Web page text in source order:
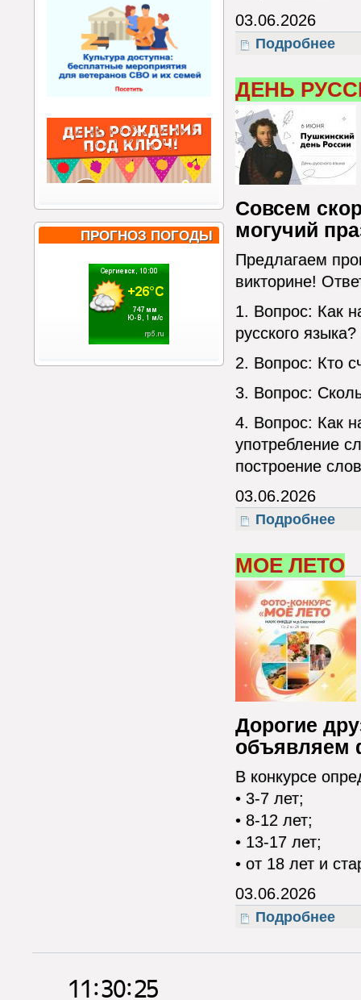
ПРОГНОЗ ПОГОДЫ
03.06.2026
Подробнее
ДЕНЬ
Совсем
могучий
Предлагаем
викторине!
1. Вопрос: Как
русского языка?
2. Вопрос: Кто
3. Вопрос:
4. Вопрос: Как
употребление
построение
03.06.2026
Подробнее
МОЕ ЛЕТО
Дорогие
объявляем
В конкурсе
• 3-7 лет;
• 8-12 лет;
• 13-17 лет;
• от 18 лет и
03.06.2026
Подробнее